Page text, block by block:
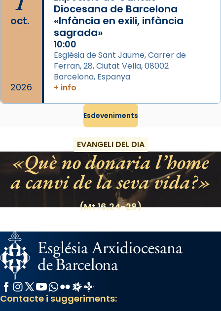
processó (recuperada el 1972) al voltant
del temple amb les relíquies de les santes.
Des de 1985 hi participa també un grup de
diablesses amb música i ball propis. Festa
gran a Mataró.
«Si vols saber què és calor, ves per les
Santes a Mataró»🥵.
Photo
Share
oct.
2026
Diocesana de Barcelona
«Infància en exili, infància
sagrada»
10:00
Església de Sant Jaume, Carrer de
Ferran, 28, Ciutat Vella, 08002
Barcelona, Espanya
+ info
Esdeveniments
EVANGELI DEL DIA
Què no donaria l’home
a canvi de la seva vida?
(Mt 16,24-28)
Facebook
Instagram
X / Twitter
YouTube
WhatsApp
FlickrRadio Estel
Catalunya Cristiana
Contacte i suggeriments: